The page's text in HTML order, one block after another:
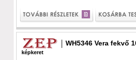
WH5346 Vera fekvő
képkeret